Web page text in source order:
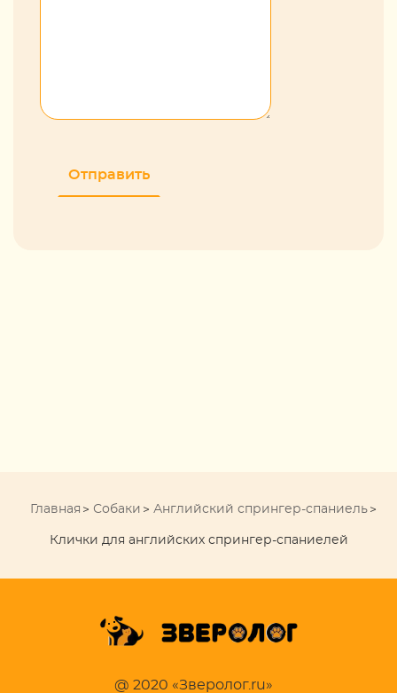
Главная Собаки Английский спрингер-спаниель
Клички для английских спрингер-спаниелей
@ 2020 «Зверолог.ru»